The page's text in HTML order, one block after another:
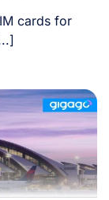
cards for